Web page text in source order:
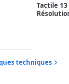
Tactile 13
techniques